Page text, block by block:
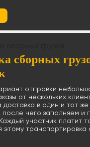
сборных
отправки
от нескольких
в один и тот же
после чего заполняем и
участник платит
этому транспортировка